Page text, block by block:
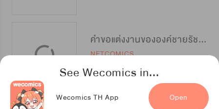
See Wecomics in...
Wecomics TH App Open
คำขอแต่งงานขององค์ชายรัชทายาท
NETCOMICS